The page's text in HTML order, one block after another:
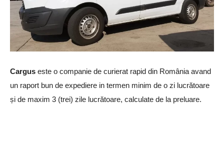
Cargus este o companie de curierat rapid din România avand
un raport bun de expediere in termen minim de o zi lucrătoare
și de maxim 3 (trei) zile lucrătoare, calculate de la preluare.